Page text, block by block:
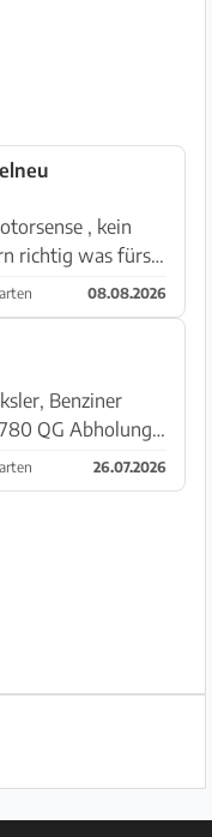
, kein
richtig was fürs
08.08.2026
Benziner
QG Abholung
26.07.2026